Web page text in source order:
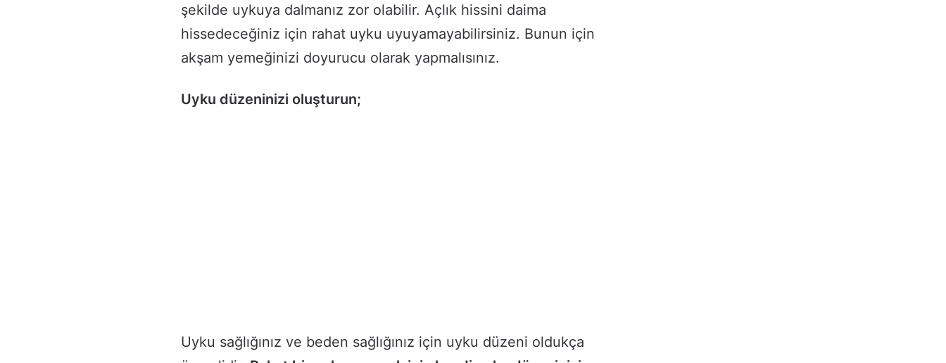
şekilde uykuya dalmanız zor olabilir. Açlık hissini daima
hissedeceğiniz için rahat uyku uyuyamayabilirsiniz. Bunun için
akşam yemeğinizi doyurucu olarak yapmalısınız.
Uyku düzeninizi oluşturun;
Uyku sağlığınız ve beden sağlığınız için uyku düzeni oldukça